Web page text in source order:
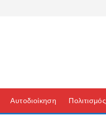
Αυτοδιοίκηση Πολιτισμός